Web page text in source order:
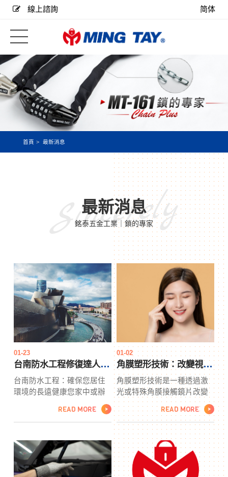
線上諮詢 简体
首頁 最新消息
最新消息
銘泰五金工業｜鎖的專家
Sincerely
01-23
台南防水工程修復達人 台南唯一推薦
台南防水工程：確保您居住
環境的長遠健康您家中或辦
公場所是否曾遭遇過滲水、
壁癌等困擾？這可能是由於
十年經驗的專業團隊，致力
於解決防水、抓漏、隔熱等
問題。我們深知水勢湧入建
READ MORE >
01-02
角膜塑形技術：改變視界的現代奇蹟
角膜塑形技術是一種透過激
光或特殊角膜接觸鏡片改變
眼睛角膜形狀的現代視力矯
正方法。主要手術包括FS-
LASIK和PRK，通過角膜切
割和磨削來調整曲率，從而
改善視力。除激光手術外，
還有角膜環切、角膜光學性
塑形等技術，各有獨特優
READ MORE >